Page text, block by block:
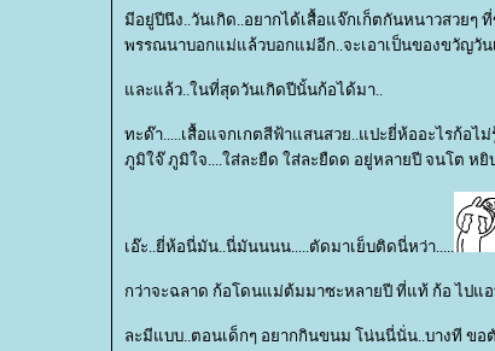
มีอยู่ปีนึง..วันเกิด..อยากได้เสื้อแจ๊กเก็ตกันหนาวสวยๆ
พรรณนาบอกแม่แล้วบอกแม่อีก..จะเอาเป็นของขวัญวัน
ละแล้ว..ในที่สุดวันเกิดปีนั้นก้อได้มา..
ทะด๊า.....เสื้อแจกเกตสีฟ้าแสนสวย..แปะยี่ห้ออะไรก้อไ
ภูมิใจ๊ ภูมิใจ....ใส่ละยืด ใส่ละยืดด อยู่หลายปี จนโต หยิ
เอ๊ะ..ยี่ห้อนี่มัน..นี่มันนนน.....ตัดมาเย็บติดนี่หว่า.....
กว่าจะฉลาด ก้อโดนแม่ต้มมาซะหลายปี ที่แท้ ก้อ ไปแ
ละมีแบบ..ตอนเด็กๆ อยากกินขนม โน่นนี่นั่น..บางที ขอ